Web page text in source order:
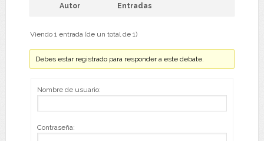
Autor Entradas
Viendo 1 entrada (de un total de 1)
Debes estar registrado para responder a este debate.
Nombre de usuario:
Contraseña: